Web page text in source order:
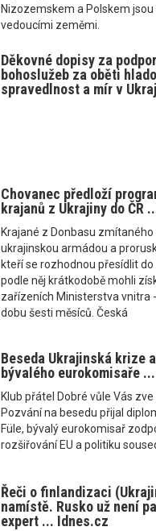
Nizozemskem a Polskem
vedoucími zeměmi.
Děkovné dopisy za
bohoslužeb za oběti
spravedlnost a mír v
Chovanec předloží
krajanů z Ukrajiny do ČR
Krajané z Donbasu
ukrajinskou armádou a
kteří se rozhodnou přesídlit do
podle něj krátkodobě mohli
zařízeních Ministerstva vnitra
dobu šesti měsíců. Česká
Beseda Ukrajinská krize
bývalého eurokomisaře
Klub přátel Dobré vůle Vás zve
Pozvání na besedu přijal
Füle, bývalý eurokomisař
rozšiřování EU a politiku
Řeči o finlandizaci
namístě. Rusko už není
expert ... Idnes.cz